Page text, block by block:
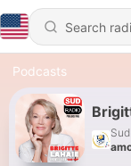
Podcasts